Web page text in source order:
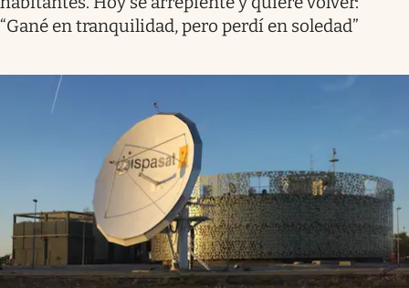
“Gané en tranquilidad, pero perdí en soledad”